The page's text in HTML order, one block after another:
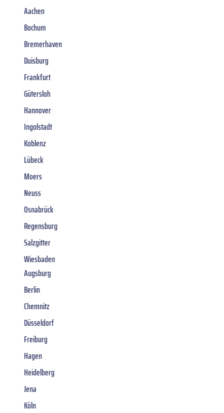
Aachen
Bochum
Bremerhaven
Duisburg
Frankfurt
Gütersloh
Hannover
Ingolstadt
Koblenz
Lübeck
Moers
Neuss
Osnabrück
Regensburg
Salzgitter
Wiesbaden
Augsburg
Berlin
Chemnitz
Düsseldorf
Freiburg
Hagen
Heidelberg
Jena
Köln